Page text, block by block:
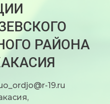
РАЙОНА
19.ru